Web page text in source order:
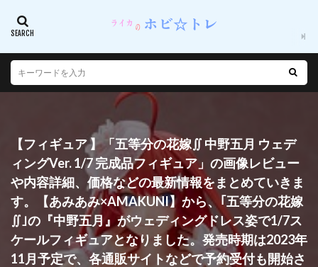
【フィギュア 】「五等分の花嫁∬ 中野五月 ウェデ
ィングVer. 1/7 完成品フィギュア」の画像レビュー
や内容詳細、価格などの最新情報をまとめていきま
す。【あみあみ×AMAKUNI】から、｢五等分の花嫁
∬｣の『中野五月』がウェディングドレス姿で1/7ス
ケールフィギュアとなりました。発売時期は2023年
11月予定で、各通販サイトなどで予約受付も開始さ